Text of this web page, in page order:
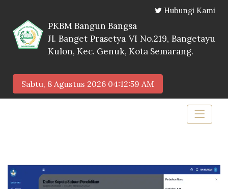
Hubungi Kami
PKBM Bangun Bangsa
Jl. Banget Prasetya VI No.219, Bangetayu
Kulon, Kec. Genuk, Kota Semarang.
Sabtu, 8 Agustus 2026 04:13:00 AM